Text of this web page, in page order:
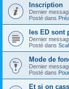
Inscription
Dernier
Posté dans
les ED sont
Dernier
Posté dans
Mode de
Dernier
Posté dans
Et si on